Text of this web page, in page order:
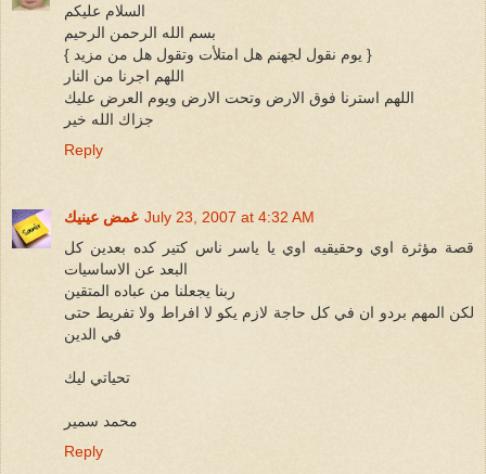
السلام عليكم
بسم الله الرحمن الرحيم
{ يوم نقول لجهنم هل امتلأت وتقول هل من مزيد }
اللهم اجرنا من النار
اللهم استرنا فوق الارض وتحت الارض ويوم العرض عليك
جزاك الله خير
Reply
غمض عينيك July 23, 2007 at 4:32 AM
قصة مؤثرة اوي وحقيقيه اوي يا ياسر ناس كتير كده بعدين كل
البعد عن الاساسيات
ربنا يجعلنا من عباده المتقين
لكن المهم بردو ان في كل حاجة لازم يكو لا افراط ولا تفريط حتى
في الدين
تحياتي ليك
محمد سمير
Reply